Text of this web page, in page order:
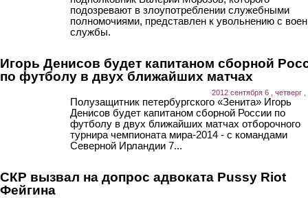
подозревают в злоупотреблении служебными
полномочиями, представлен к увольнению с
службы.
Игорь Денисов будет капитаном сборной
по футболу в двух ближайших матчах
2012 сентября 6 , четверг ,
Полузащитник петербургского «Зенита» Игорь
Денисов будет капитаном сборной России по
футболу в двух ближайших матчах отборочного
турнира чемпионата мира-2014 - с командами
Северной Ирландии 7...
СКР вызвал на допрос адвоката Pussy Riot
Фейгина